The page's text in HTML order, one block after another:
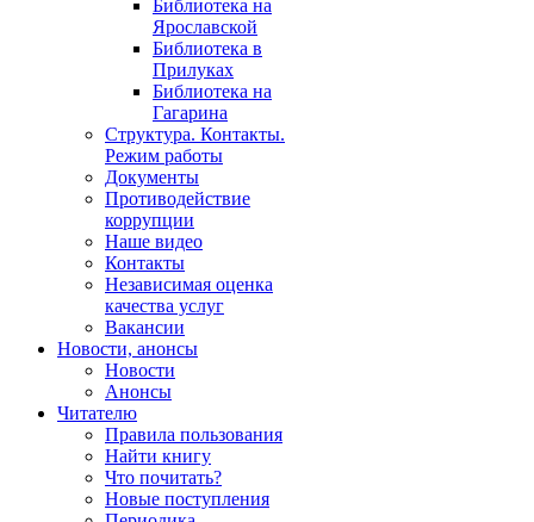
Библиотека на
Ярославской
Библиотека в
Прилуках
Библиотека на
Гагарина
Структура. Контакты.
Режим работы
Документы
Противодействие
коррупции
Наше видео
Контакты
Независимая оценка
качества услуг
Вакансии
Новости, анонсы
Новости
Анонсы
Читателю
Правила пользования
Найти книгу
Что почитать?
Новые поступления